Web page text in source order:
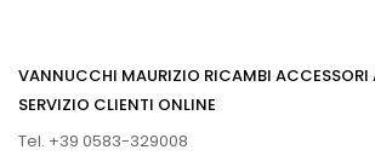
VANNUCCHI MAURIZIO RICAMBI ACCESSORI
SERVIZIO CLIENTI ONLINE
Tel. +39 0583-329008